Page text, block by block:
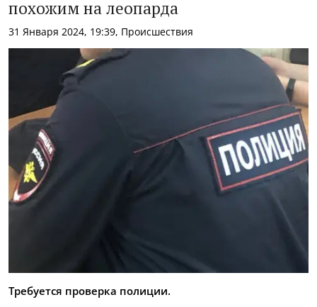
похожим на леопарда
31 Января 2024, 19:39, Происшествия
Требуется проверка полиции.